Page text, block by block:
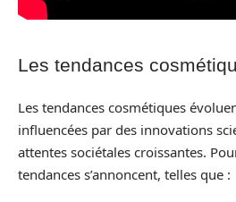
Les tendances
Les tendances cosmétiques
influencées par des innovations
attentes sociétales croissantes.
tendances s’annoncent, telles que :